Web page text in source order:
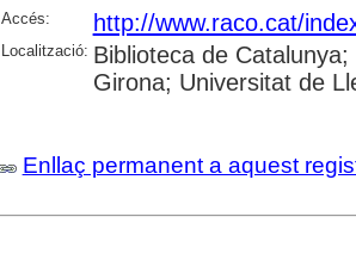
Accés: http://www.raco.cat/
Localització: Biblioteca de
Girona; Universitat de
Enllaç permanent a aquest